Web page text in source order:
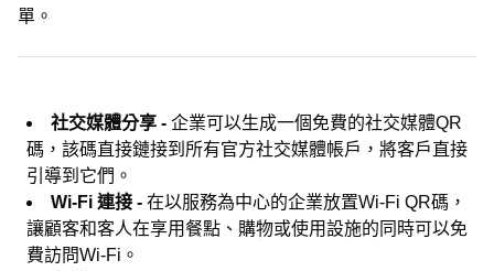
單。
社交媒體分享 - 企業可以生成一個免費的社交媒體QR
碼，該碼直接鏈接到所有官方社交媒體帳戶，將客戶直接
引導到它們。
Wi-Fi 連接 - 在以服務為中心的企業放置Wi-Fi QR碼，
讓顧客和客人在享用餐點、購物或使用設施的同時可以免
費訪問Wi-Fi。